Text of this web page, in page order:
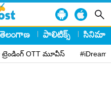
తెలంగాణ పాలిటిక్స్ సినిమా
OTT మూవీస్